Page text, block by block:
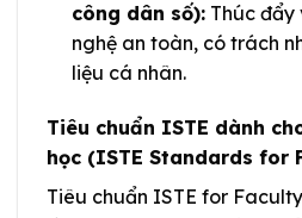
công dân số):Thúc đẩy
nghệ an toàn, có trách
liệu cá nhân.
Tiêu chuẩn ISTE dành
học (ISTE Standards for
Tiêu chuẩn ISTE for